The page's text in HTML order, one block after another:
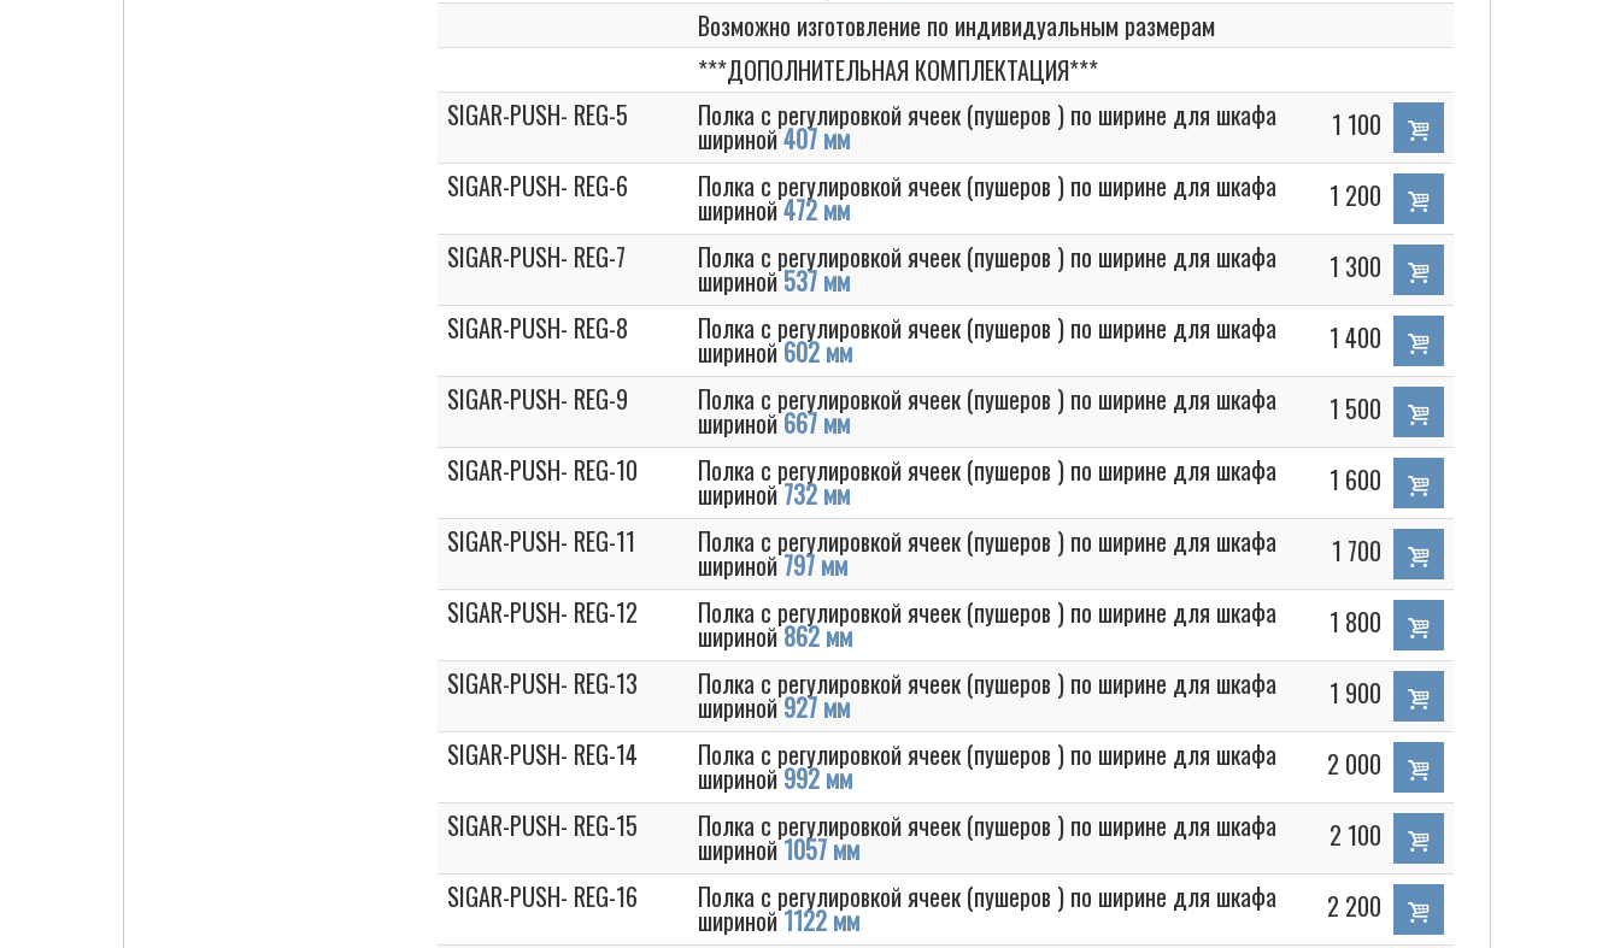
Возможно изготовление по индивидуальным размерам
***ДОПОЛНИТЕЛЬНАЯ КОМПЛЕКТАЦИЯ***
SIGAR-PUSH- REG-5
Полка с регулировкой ячеек (пушеров ) по ширине для шкафа
шириной407 мм
1 100
SIGAR-PUSH- REG-6
Полка с регулировкой ячеек (пушеров ) по ширине для шкафа
шириной472 мм
1 200
SIGAR-PUSH- REG-7
Полка с регулировкой ячеек (пушеров ) по ширине для шкафа
шириной537 мм
1 300
SIGAR-PUSH- REG-8
Полка с регулировкой ячеек (пушеров ) по ширине для шкафа
шириной602 мм
1 400
SIGAR-PUSH- REG-9
Полка с регулировкой ячеек (пушеров ) по ширине для шкафа
шириной667 мм
1 500
SIGAR-PUSH- REG-10
Полка с регулировкой ячеек (пушеров ) по ширине для шкафа
шириной732 мм
1 600
SIGAR-PUSH- REG-11
Полка с регулировкой ячеек (пушеров ) по ширине для шкафа
шириной797 мм
1 700
SIGAR-PUSH- REG-12
Полка с регулировкой ячеек (пушеров ) по ширине для шкафа
шириной862 мм
1 800
SIGAR-PUSH- REG-13
Полка с регулировкой ячеек (пушеров ) по ширине для шкафа
шириной927 мм
1 900
SIGAR-PUSH- REG-14
Полка с регулировкой ячеек (пушеров ) по ширине для шкафа
шириной992 мм
2 000
SIGAR-PUSH- REG-15
Полка с регулировкой ячеек (пушеров ) по ширине для шкафа
шириной1057 мм
2 100
SIGAR-PUSH- REG-16
Полка с регулировкой ячеек (пушеров ) по ширине для шкафа
шириной1122 мм
2 200